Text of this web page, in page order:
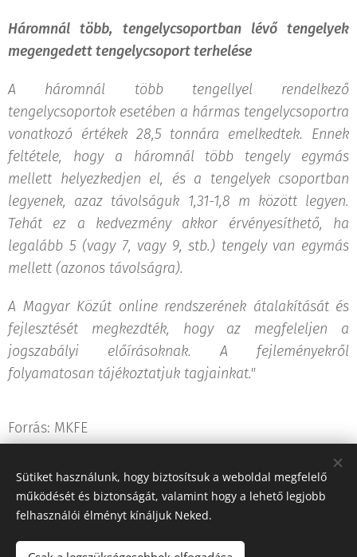
Háromnál több, tengelycsoportban lévő tengelyek
megengedett tengelycsoport terhelése
A háromnál több tengellyel rendelkező
tengelycsoportok esetében a hármas tengelycsoportra
vonatkozó értékek 28,5 tonnára emelkedtek. Ennek
feltétele, hogy a háromnál több tengely egymás
mellett helyezkedjen el, és a tengelyek csoportban
legyenek, azaz távolságuk 1,31-1,8 m között legyen.
Tehát ez a kedvezmény akkor érvényesíthető, ha
legalább 5 (vagy 7, vagy 9, stb.) tengely van egymás
mellett (azonos távolságra).
A Magyar Közút online rendszerének átalakítását és
fejlesztését megkezdték, hogy az megfeleljen a
jogszabályi előírásoknak. A fejleményekről
folyamatosan tájékoztatjuk tagjainkat."
Forrás: MKFE
Sütiket használunk, hogy biztosítsuk a weboldal megfelelő
működését és biztonságát, valamint hogy a lehető legjobb
felhasználói élményt kínáljuk Neked.